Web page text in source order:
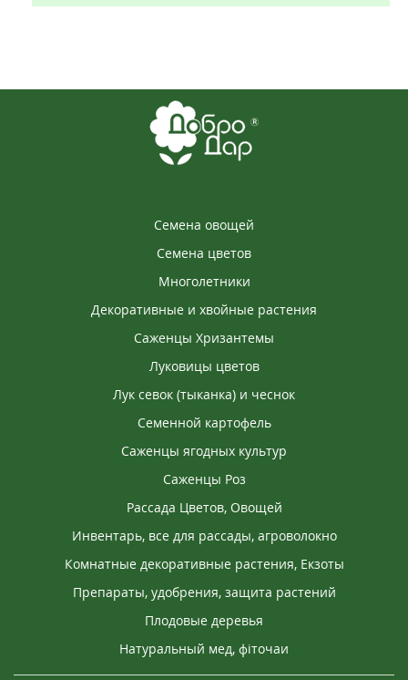
Семена овощей
Семена цветов
Многолетники
Декоративные и хвойные растения
Саженцы Хризантемы
Луковицы цветов
Лук севок (тыканка) и чеснок
Семенной картофель
Саженцы ягодных культур
Саженцы Роз
Рассада Цветов, Овощей
Инвентарь, все для рассады, агроволокно
Комнатные декоративные растения, Екзоты
Препараты, удобрения, защита растений
Плодовые деревья
Натуральный мед, фіточаи